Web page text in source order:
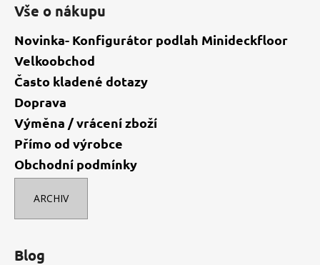
Vše o nákupu
Novinka- Konfigurátor podlah Minideckfloor
Velkoobchod
Často kladené dotazy
Doprava
Výměna / vrácení zboží
Přímo od výrobce
Obchodní podmínky
ARCHIV
Blog